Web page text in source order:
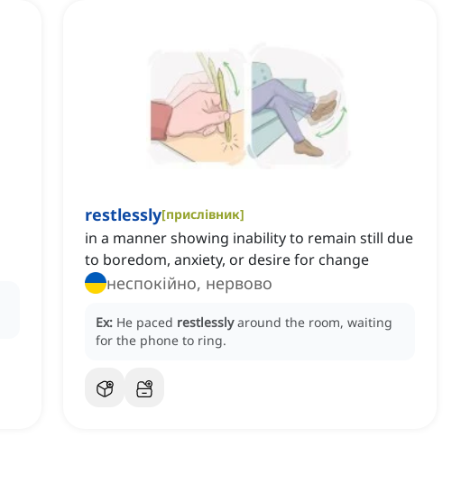
restlessly[прислівник]
in a manner showing inability to remain still due
to boredom, anxiety, or desire for change
неспокійно, нервово
Ex: He paced restlessly around the room, waiting
for the phone to ring.